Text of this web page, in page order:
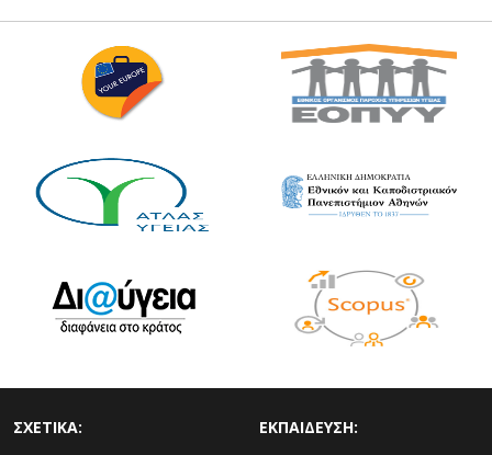
ΣΧΕΤΙΚΑ: ΕΚΠΑΙΔΕΥΣΗ: